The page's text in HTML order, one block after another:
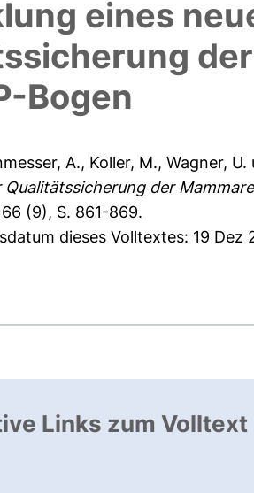
eines
Bogen
A., Koller, M., Wagner, U.
Qualitätssicherung der
(9), S. 861-869.
dieses Volltextes: 19 Dez
Links zum Volltext